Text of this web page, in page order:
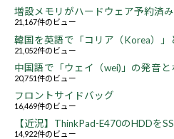
増設メモリがハードウェア予約済
21,167件のビュー
韓国を英語で「コリア（Korea）」
21,052件のビュー
中国語で「ウェイ（wei)」の発音と
20,751件のビュー
フロントサイドバッグ
16,469件のビュー
【近況】ThinkPad-E470のHDDを
14,922件のビュー